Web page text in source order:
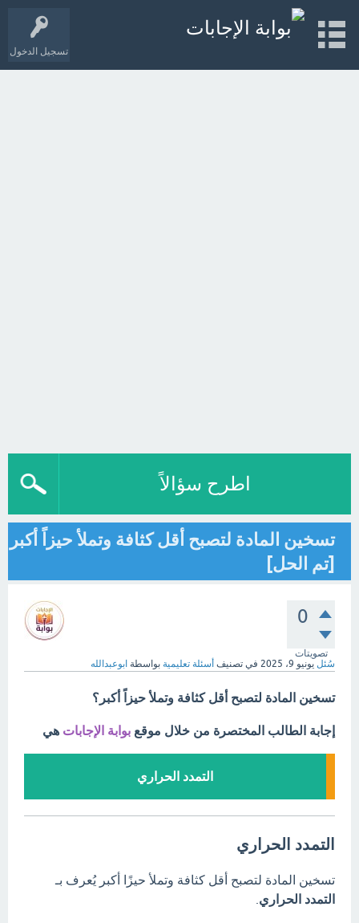
تسجيل الدخول
اطرح سؤالاً
تسخين المادة لتصبح أقل كثافة وتملأ حيزاً أكبر
[تم الحل]
0
تصويتات
سُئل يونيو 9، 2025 في تصنيف أسئلة تعليمية بواسطة ابوعبدالله
تسخين المادة لتصبح أقل كثافة وتملأ حيزاً أكبر؟
إجابة الطالب المختصرة من خلال موقع بوابة الإجابات هي
التمدد الحراري
التمدد الحراري
تسخين المادة لتصبح أقل كثافة وتملأ حيزًا أكبر يُعرف بـ
التمدد الحراري